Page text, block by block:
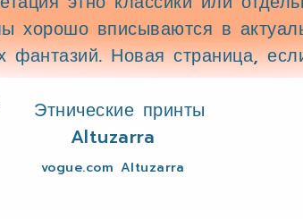
хорошо вписываются в
фантазий. Новая страница,
vogue.com Altuzarra